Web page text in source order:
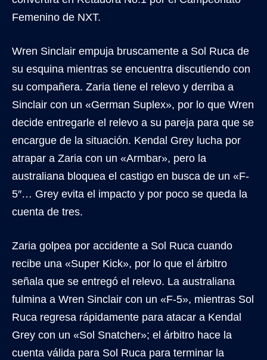
Femenino de NXT.
Wren Sinclair empuja bruscamente a Sol Ruca de
su esquina mientras se encuentra discutiendo con
su compañera. Zaria tiene el relevo y derriba a
Sinclair con un «German Suplex», por lo que Wren
decide entregarle el relevo a su pareja para que se
encargue de la situación. Kendal Grey lucha por
atrapar a Zaria con un «Armbar», pero la
australiana bloquea el castigo en busca de un «F-
5″… Grey evita el impacto y por poco se queda la
cuenta de tres.
Zaria golpea por accidente a Sol Ruca cuando
recibe una «Super Kick», por lo que el árbitro
señala que se entregó el relevo. La australiana
fulmina a Wren Sinclair con un «F-5», mientras Sol
Ruca regresa rápidamente para atacar a Kendal
Grey con un «Sol Snatcher»; el árbitro hace la
cuenta válida para Sol Ruca para terminar la